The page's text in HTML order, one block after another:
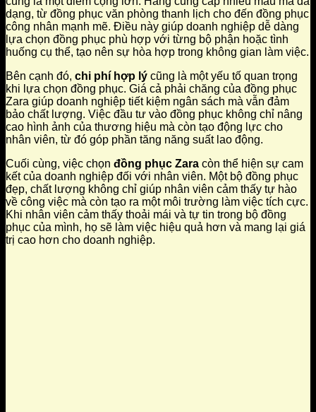
dạng, từ đồng phục văn phòng thanh lịch cho đến đồng phục
công nhân mạnh mẽ. Điều này giúp doanh nghiệp dễ dàng
lựa chọn đồng phục phù hợp với từng bộ phận hoặc tình
huống cụ thể, tạo nên sự hòa hợp trong không gian làm việc.
Bên cạnh đó, chi phí hợp lý cũng là một yếu tố quan trọng
khi lựa chọn đồng phục. Giá cả phải chăng của đồng phục
Zara giúp doanh nghiệp tiết kiệm ngân sách mà vẫn đảm
bảo chất lượng. Việc đầu tư vào đồng phục không chỉ nâng
cao hình ảnh của thương hiệu mà còn tạo động lực cho
nhân viên, từ đó góp phần tăng năng suất lao động.
Cuối cùng, việc chọn đồng phục Zara còn thể hiện sự cam
kết của doanh nghiệp đối với nhân viên. Một bộ đồng phục
đẹp, chất lượng không chỉ giúp nhân viên cảm thấy tự hào
về công việc mà còn tạo ra một môi trường làm việc tích cực.
Khi nhân viên cảm thấy thoải mái và tự tin trong bộ đồng
phục của mình, họ sẽ làm việc hiệu quả hơn và mang lại giá
trị cao hơn cho doanh nghiệp.